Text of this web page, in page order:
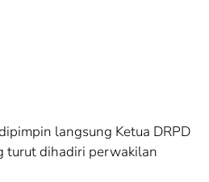
langsung Ketua DRPD
turut dihadiri perwakilan